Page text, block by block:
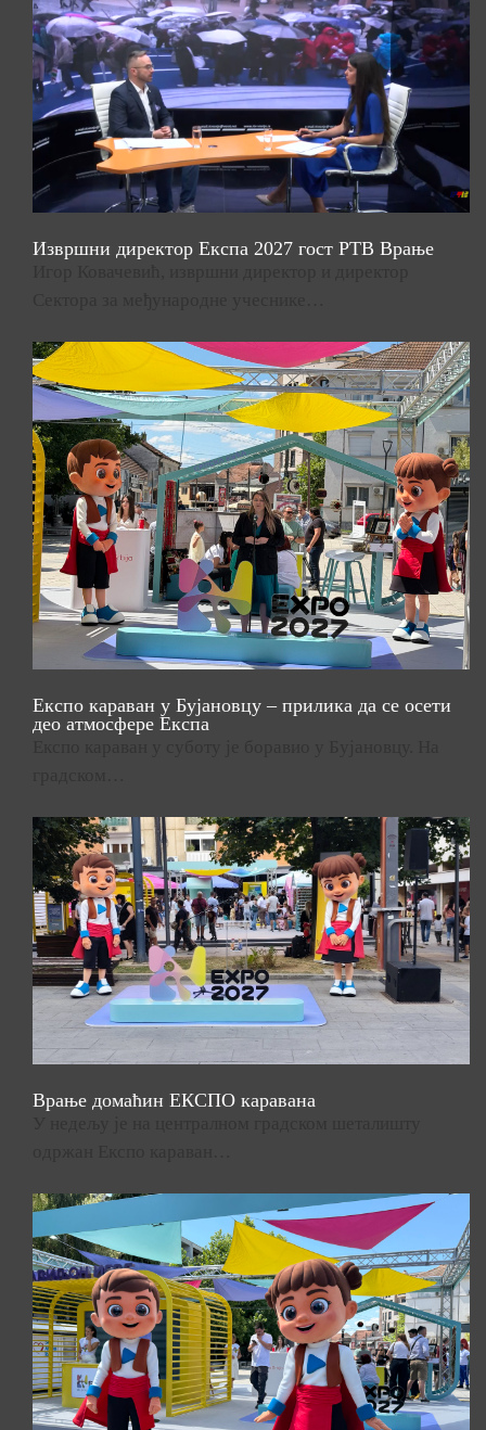
Извршни директор Експа 2027 гост РТВ Врање
Експо караван у Бујановцу – прилика да се осети
део атмосфере Експа
Врање домаћин ЕКСПО каравана